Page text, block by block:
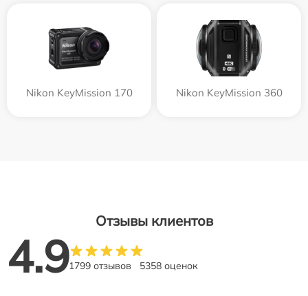
Nikon KeyMission 170 Nikon KeyMission 360
Отзывы клиентов
4.91799 отзывов 5358 оценок